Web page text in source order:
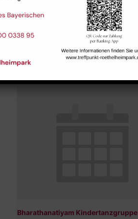
Bharathanatiyam Kindertanzgruppe